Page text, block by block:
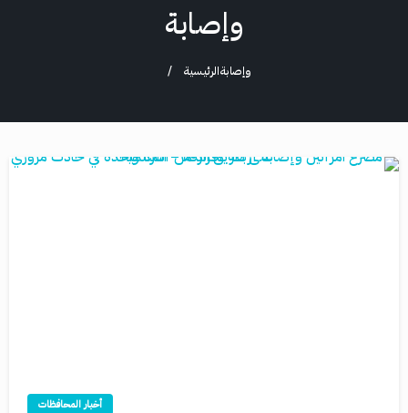
وإصابة
الرئيسيةوإصابة
أخبار المحافظات